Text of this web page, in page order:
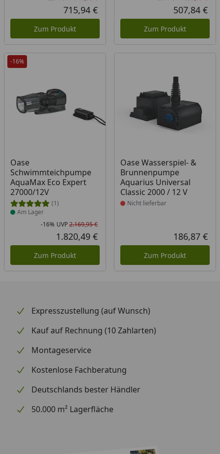
Rabatt in Prozent
Ursprünglicher Preis
Aktueller Preis
715,94 €
Zum Produkt
507,84 €
Zum Produkt
-16%
Oase
Schwimmteichpumpe
AquaMax Eco Expert
27000/12V
(1)
Produkt am Lager
Am Lager
Rabatt in Prozent
-16%
Ursprünglicher Preis
UVP2.169,95 €
Aktueller Preis
1.820,49 €
Zum Produkt
Oase Wasserspiel- &
Brunnenpumpe
Aquarius Universal
Classic 2000 / 12 V
Produkt nicht lieferbar
Nicht lieferbar
186,87 €
Zum Produkt
Expresszustellung (auf Wunsch)
Kauf auf Rechnung (10 Zahlarten)
Montageservice
Kostenlose Fachberatung
Deutschlands bester Händler
50.000 m² Lagerfläche